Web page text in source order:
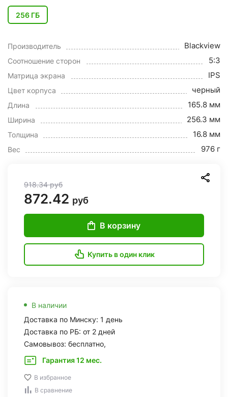
256 ГБ
Производитель Blackview
Соотношение сторон 5:3
Матрица экрана IPS
Цвет корпуса черный
Длина 165.8 мм
Ширина 256.3 мм
Толщина 16.8 мм
Вес 976 г
918.34руб
872.42 руб
В корзину
Купить в один клик
В наличии
Доставка по Минску: 1 день
Доставка по РБ: от 2 дней
Самовывоз: бесплатно,
Гарантия 12 мес.
В избранное
В сравнение